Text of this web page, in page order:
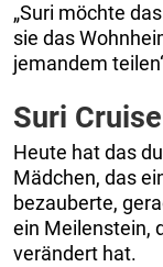
„Suri möchte
sie das
jemandem
Suri
Heute hat das
Mädchen, das
bezauberte,
ein Meilenstein,
verändert hat.